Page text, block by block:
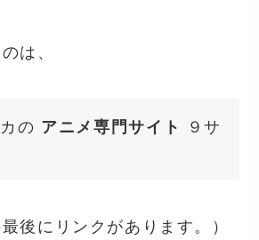
は、
の アニメ専門サイト
９サ
後にリンクがあります。）